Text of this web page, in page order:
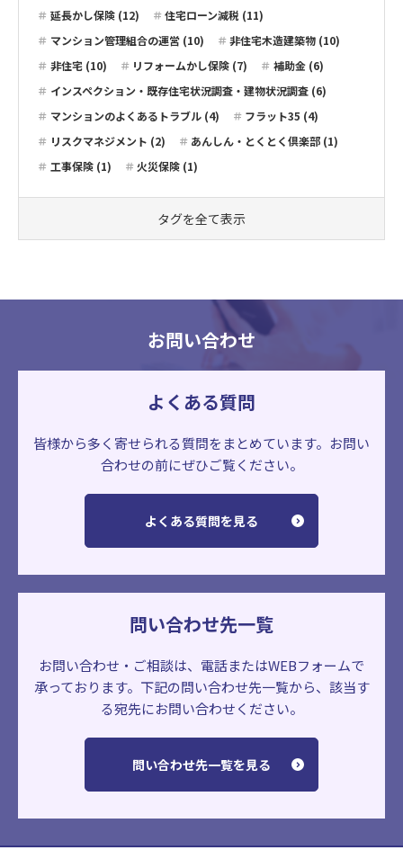
延長かし保険 (12)
住宅ローン減税 (11)
マンション管理組合の運営 (10)
非住宅木造建築物 (10)
非住宅 (10)
リフォームかし保険 (7)
補助金 (6)
インスペクション・既存住宅状況調査・建物状況調査 (6)
マンションのよくあるトラブル (4)
フラット35 (4)
リスクマネジメント (2)
あんしん・とくとく倶楽部 (1)
工事保険 (1)
火災保険 (1)
タグを全て表示
お問い合わせ
よくある質問
皆様から多く寄せられる質問をまとめています。 お問い
合わせの前にぜひご覧ください。
よくある質問を見る
問い合わせ先一覧
お問い合わせ・ご相談は、電話またはWEBフォームで
承っております。 下記の問い合わせ先一覧から、該当す
る宛先にお問い合わせください。
問い合わせ先一覧を見る